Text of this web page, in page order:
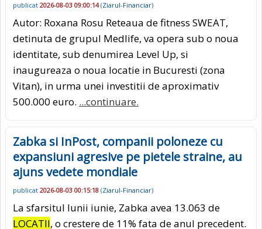
publicat 2026-08-03 09:00:14(Ziarul-Financiar)
Autor: Roxana Rosu Reteaua de fitness SWEAT,
detinuta de grupul Medlife, va opera sub o noua
identitate, sub denumirea Level Up, si
inaugureaza o noua locatie in Bucuresti (zona
Vitan), in urma unei investitii de aproximativ
500.000 euro. ...continuare.
Zabka si InPost, companii poloneze cu
expansiuni agresive pe pietele straine, au
ajuns vedete mondiale
publicat 2026-08-03 00:15:18 (Ziarul-Financiar)
La sfarsitul lunii iunie, Zabka avea 13.063 de
LOCATII, o crestere de 11% fata de anul precedent.